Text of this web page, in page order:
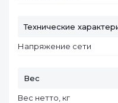
Технические
Напряжение сети
Вес
Вес нетто, кг